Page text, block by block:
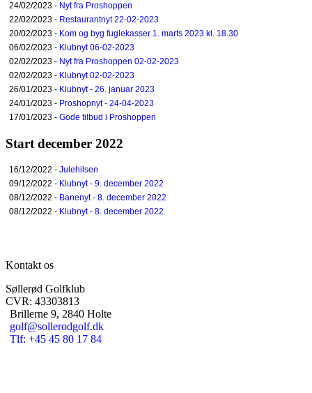
24/02/2023 - Nyt fra Proshoppen
22/02/2023 - Restaurantnyt 22-02-2023
20/02/2023 - Kom og byg fuglekasser 1. marts 2023 kl. 18.30
06/02/2023 - Klubnyt 06-02-2023
02/02/2023 - Nyt fra Proshoppen 02-02-2023
02/02/2023 - Klubnyt 02-02-2023
26/01/2023 - Klubnyt - 26. januar 2023
24/01/2023 - Proshopnyt - 24-04-2023
17/01/2023 - Gode tilbud i Proshoppen
Start december 2022
16/12/2022 - Julehilsen
09/12/2022 - Klubnyt - 9. december 2022
08/12/2022 - Banenyt - 8. december 2022
08/12/2022 - Klubnyt - 8. december 2022
Kontakt os
Søllerød Golfklub
CVR: 43303813
Brillerne 9, 2840 Holte
golf@sollerodgolf.dk
Tlf: +45 45 80 17 84